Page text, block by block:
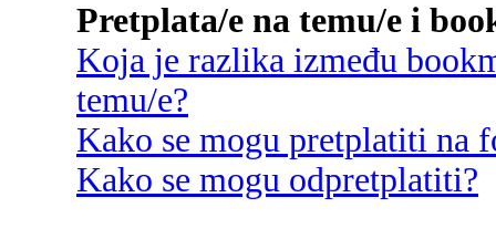
Pretplata/e na temu/e i
Koja je razlika između
temu/e?
Kako se mogu pretplatiti na
Kako se mogu odpretplatiti?